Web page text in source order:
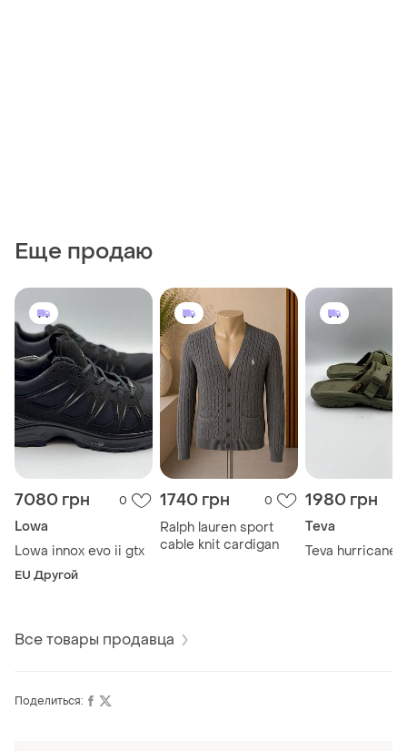
Еще продаю
7080 грн 0
Lowa
Lowa innox evo ii gtx
EU Другой
1740 грн 0
Ralph lauren sport
cable knit cardigan
1980 грн
Teva
Teva hurricane
Все товары продавца
Поделиться: